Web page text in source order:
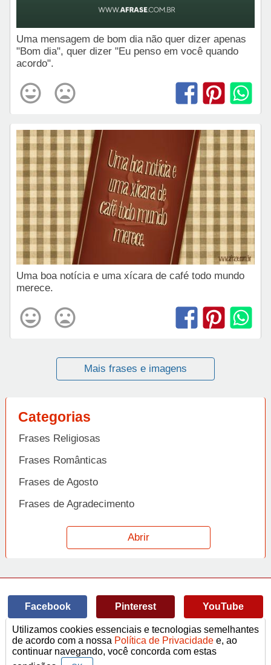
Uma mensagem de bom dia não quer dizer apenas
"Bom dia", quer dizer "Eu penso em você quando
acordo".
Uma boa notícia e uma xícara de café todo mundo
merece.
Mais frases e imagens
Categorias
Frases Religiosas
Frases Românticas
Frases de Agosto
Frases de Agradecimento
Frases de Amizade
Frases de Amor
Frases de Arrependimento
Frases de Atitude
Frases de Azar
Abrir
Facebook Pinterest YouTube
© Copyright 2014-2022A Frase.
Termos de Uso / Privacidade
Frases
Vídeos
Utilizamos cookies essenciais e tecnologias semelhantes
de acordo com a nossa Política de Privacidade e, ao
continuar navegando, você concorda com estas